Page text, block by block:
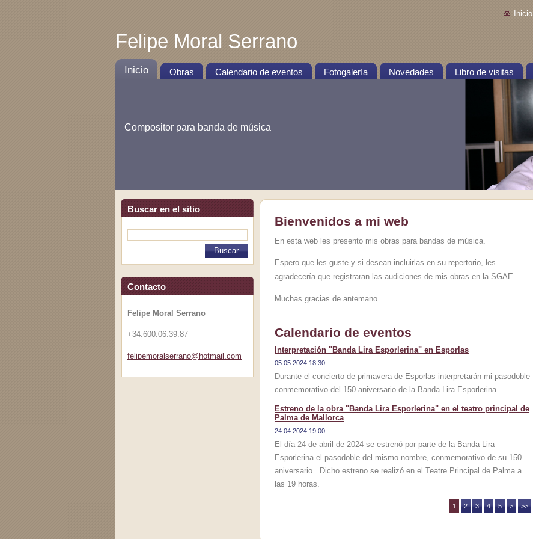
Inicio
Felipe Moral Serrano
Inicio Obras Calendario de eventos Fotogalería Novedades Libro de visitas
Compositor para banda de música
Buscar en el sitio
Contacto
Felipe Moral Serrano
+34.600.06.39.87
felipemoralserrano@hotmail.com
Bienvenidos a mi web
En esta web les presento mis obras para bandas de música.
Espero que les guste y si desean incluirlas en su repertorio, les
agradecería que registraran las audiciones de mis obras en la SGAE.
Muchas gracias de antemano.
Calendario de eventos
Interpretación "Banda Lira Esporlerina" en Esporlas
05.05.2024 18:30
Durante el concierto de primavera de Esporlas interpretarán mi pasodoble
conmemorativo del 150 aniversario de la Banda Lira Esporlerina.
Estreno de la obra "Banda Lira Esporlerina" en el teatro principal de
Palma de Mallorca
24.04.2024 19:00
El día 24 de abril de 2024 se estrenó por parte de la Banda Lira
Esporlerina el pasodoble del mismo nombre, conmemorativo de su 150
aniversario. Dicho estreno se realizó en el Teatre Principal de Palma a
las 19 horas.
1 2 3 4 5 > >>